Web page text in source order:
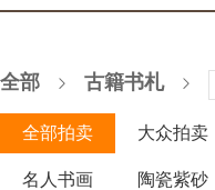
全部 古籍书札
全部拍卖 大众拍卖
名人书画 陶瓷紫砂